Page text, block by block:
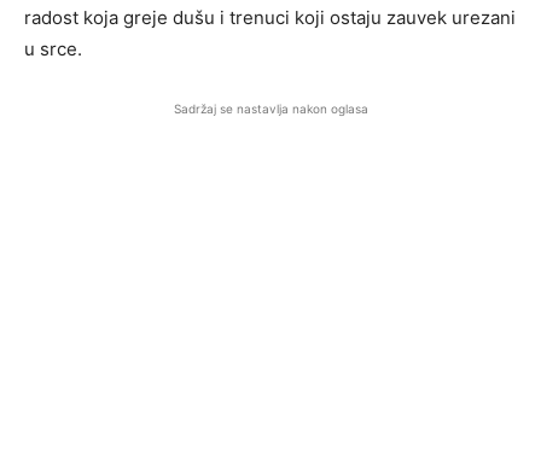
radost koja greje dušu i trenuci koji ostaju zauvek urezani
u srce.
Sadržaj se nastavlja nakon oglasa